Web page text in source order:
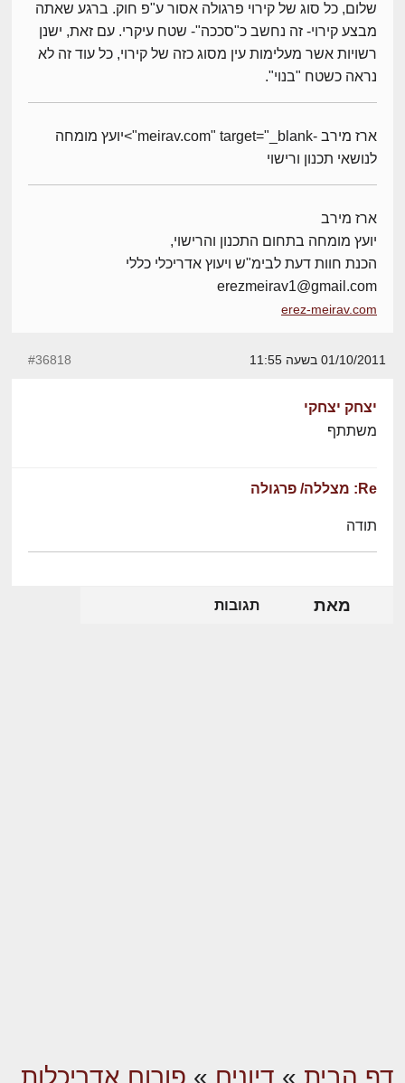
שלום, כל סוג של קירוי פרגולה אסור ע"פ חוק. ברגע שאתה
מבצע קירוי- זה נחשב כ"סככה"- שטח עיקרי. עם זאת, ישנן
רשויות אשר מעלימות עין מסוג כזה של קירוי, כל עוד זה לא
נראה כשטח "בנוי".
ארז מירב -meirav.com" target="_blank">יועץ מומחה
לנושאי תכנון ורישוי
ארז מירב
יועץ מומחה בתחום התכנון והרישוי,
הכנת חוות דעת לבימ"ש ויעוץ אדריכלי כללי
erezmeirav1@gmail.com
erez-meirav.com
01/10/2011 בשעה 11:55 #36818
יצחק יצחקי
משתתף
Re: מצללה/ פרגולה
תודה
מאת תגובות
דף הבית » דיונים » פורום אדריכלות,